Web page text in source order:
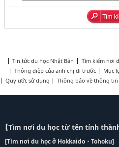
Tin tức du học Nhật Bản Tìm kiếm nơi
Thông điệp của anh chị đi trước
Mục
Quy ước sử dụng
Thông báo về thông tin
【Tìm nơi du học từ tên tỉnh thành
[Tìm nơi du học ở Hokkaido・Tohoku]